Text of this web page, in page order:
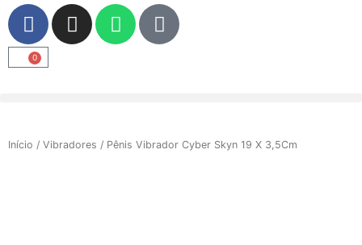
F
a
c
e
o
k
I
n
a
W
h
p
p
U
s
0
Carrinho
Início / Vibradores / Pênis Vibrador Cyber Skyn 19 X 3,5Cm